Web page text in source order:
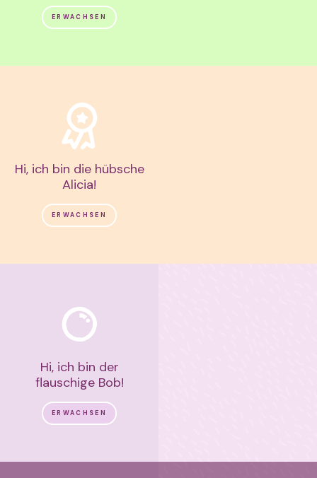
ERWACHSEN
Hi, ich bin die hübsche
Alicia!
ERWACHSEN
Hi, ich bin der
flauschige Bob!
ERWACHSEN